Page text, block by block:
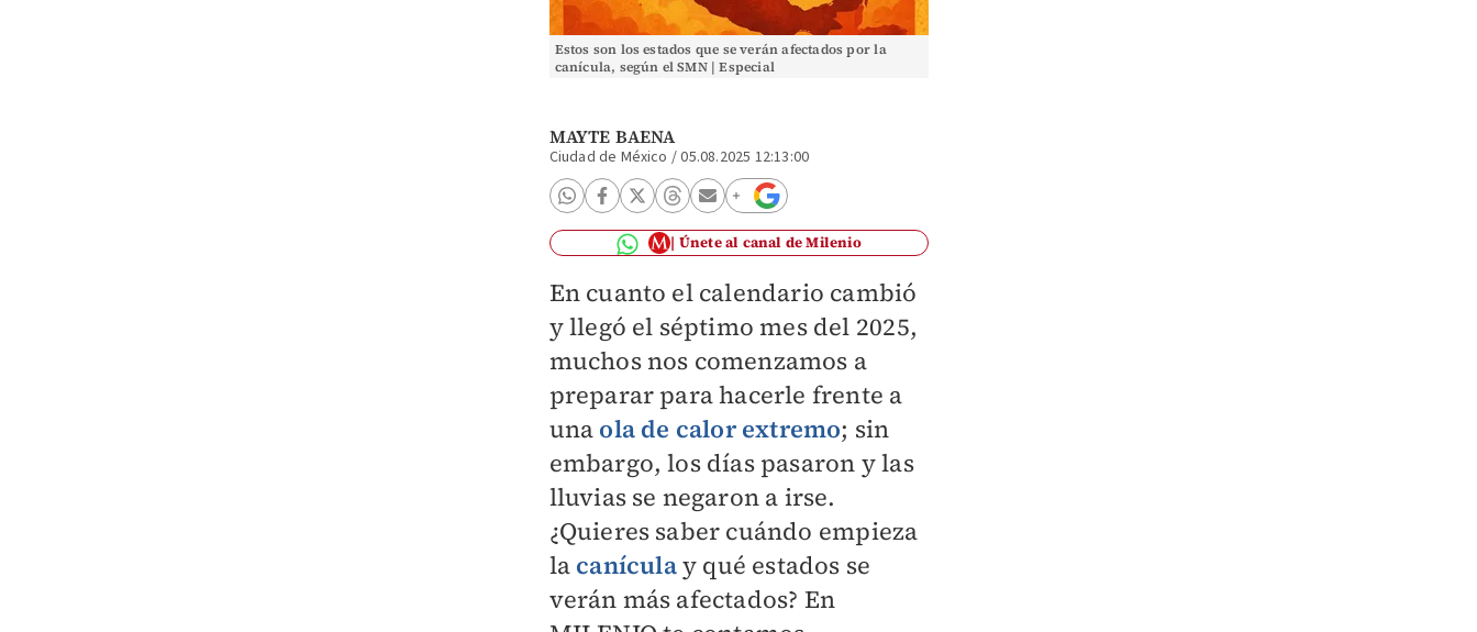
Estos son los estados que se verán afectados por la
canícula, según el SMN | Especial
MAYTE BAENA
Ciudad de México /05.08.2025 12:13:00
Únete al canal de Milenio
En cuanto el calendario cambió
y llegó el séptimo mes del 2025,
muchos nos comenzamos a
preparar para hacerle frente a
una ola de calor extremo; sin
embargo, los días pasaron y las
lluvias se negaron a irse.
¿Quieres saber cuándo empieza
la canículay qué estados se
verán más afectados? En